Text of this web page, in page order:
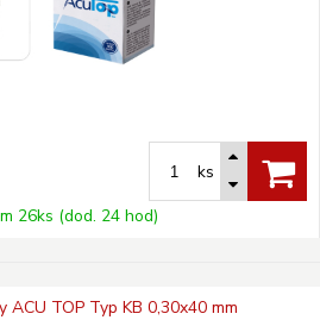
ks
26ks (dod. 24 hod)
TOP Typ KB 0,30x40 mm